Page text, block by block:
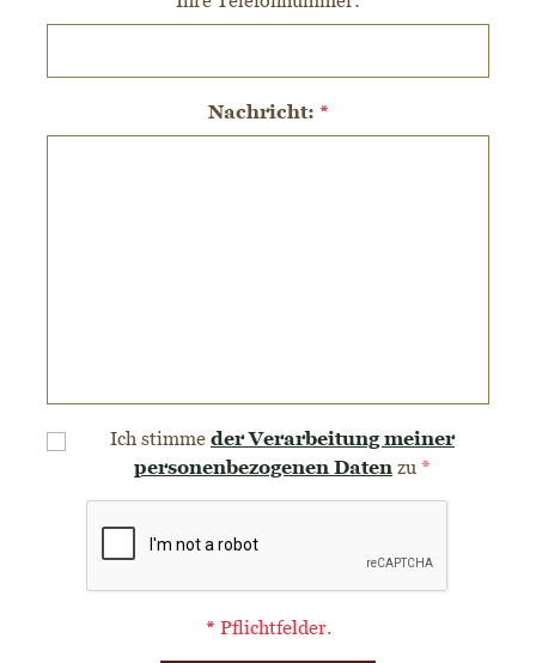
Nachricht: *
Ich stimmeder Verarbeitung meiner
personenbezogenen Datenzu*
* Pflichtfelder.